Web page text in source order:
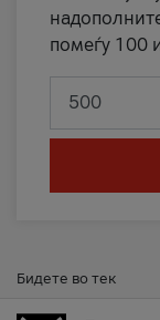
помеѓу 100
Бидете во тек